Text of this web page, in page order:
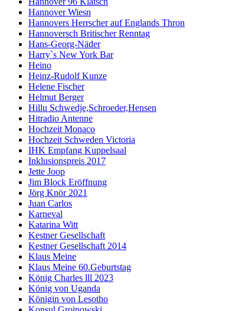
Hannover Wiesn
Hannovers Herrscher auf Englands Thron
Hannoversch Britischer Renntag
Hans-Georg-Näder
Harry`s New York Bar
Heino
Heinz-Rudolf Kunze
Helene Fischer
Helmut Berger
Hillu Schwedje,Schroeder,Hensen
Hitradio Antenne
Hochzeit Monaco
Hochzeit Schweden Victoria
IHK Empfang Kuppelsaal
Inklusionspreis 2017
Jette Joop
Jim Block Eröffnung
Jörg Knör 2021
Juan Carlos
Karneval
Katarina Witt
Kestner Gesellschaft
Kestner Gesellschaft 2014
Klaus Meine
Klaus Meine 60.Geburtstag
König Charles lll 2023
König von Uganda
Königin von Lesotho